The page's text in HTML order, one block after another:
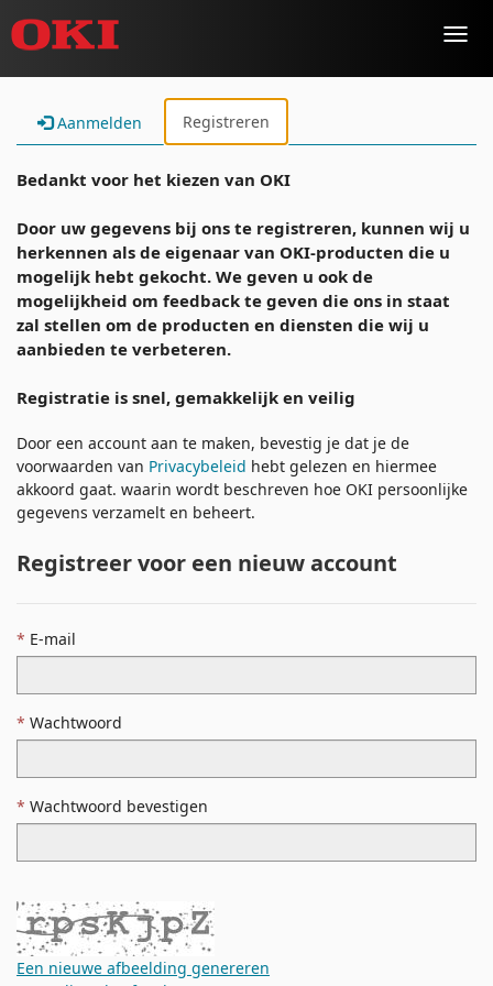
Aanmelden Registreren
Bedankt voor het kiezen van OKI
Door uw gegevens bij ons te registreren, kunnen wij u
herkennen als de eigenaar van OKI-producten die u
mogelijk hebt gekocht. We geven u ook de
mogelijkheid om feedback te geven die ons in staat
zal stellen om de producten en diensten die wij u
aanbieden te verbeteren.
Registratie is snel, gemakkelijk en veilig
Door een account aan te maken, bevestig je dat je de
voorwaarden van Privacybeleid hebt gelezen en hiermee
akkoord gaat. waarin wordt beschreven hoe OKI persoonlijke
gegevens verzamelt en beheert.
Registreer voor een nieuw account
E-mail
Wachtwoord
Wachtwoord bevestigen
Een nieuwe afbeelding genereren